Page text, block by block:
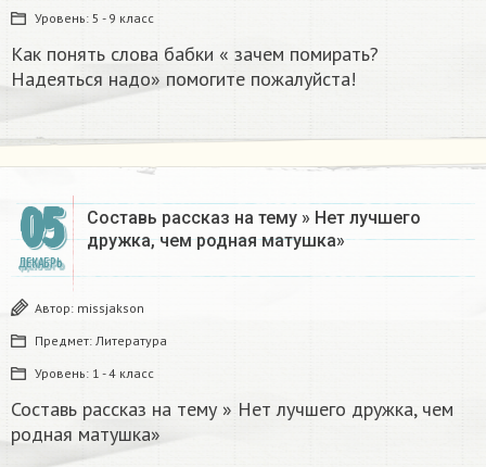
Уровень: 5 - 9 класс
Как понять слова бабки « зачем помирать?
Надеяться надо» помогите пожалуйста!
05
ДЕКАБРЬ
Составь рассказ на тему » Нет лучшего
дружка, чем родная матушка»
Автор: missjakson
Предмет: Литература
Уровень: 1 - 4 класс
Составь рассказ на тему » Нет лучшего дружка, чем
родная матушка»